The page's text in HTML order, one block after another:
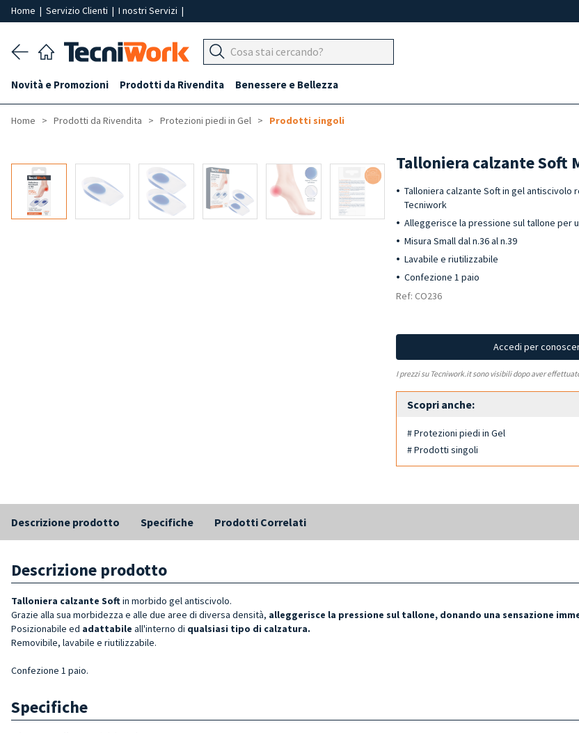
Home | Servizio Clienti | I nostri Servizi |
Novità e Promozioni Prodotti da Rivendita Benessere e Bellezza
Home Prodotti da Rivendita Protezioni piedi in Gel Prodotti singoli
-50% Talloniera calzante Soft
Talloniera calzante Soft in gel
Tecniwork
Alleggerisce la pressione sul tallone per
Misura Small dal n.36 al n.39
Lavabile e riutilizzabile
Confezione 1 paio
Ref: CO236
Accedi per
I prezzi su Tecniwork.it sono visibili dopo aver
Scopri anche:
# Protezioni piedi in Gel
# Prodotti singoli
Descrizione prodotto Specifiche Prodotti Correlati
Descrizione prodotto
Talloniera calzante Softin morbido gel antiscivolo.
Grazie alla sua morbidezza e alle due aree di diversa densità, alleggerisce la pressione sul tallone, donando una sensazione
Posizionabile ed adattabile all'interno di qualsiasi tipo di calzatura.
Removibile, lavabile e riutilizzabile.
Confezione 1 paio.
Specifiche